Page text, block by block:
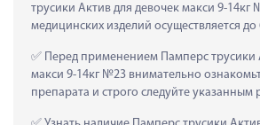
трусики Актив для девочек макси 9-14кг
медицинских изделий осуществляется
Перед применением Памперс трусики
макси 9-14кг №23 внимательно
препарата и строго следуйте